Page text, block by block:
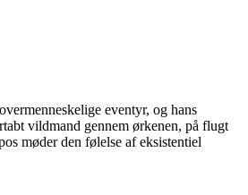
eventyr, og hans
vildmand gennem ørkenen, på flugt
møder den følelse af eksistentiel